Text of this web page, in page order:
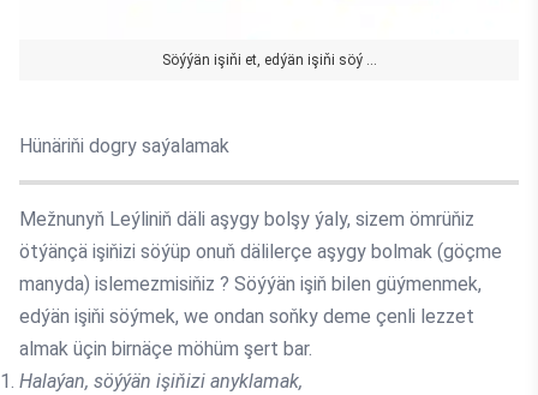
Söýýän işiňi et, edýän işiňi söý ...
Hünäriňi dogry saýalamak
Mežnunyň Leýliniň däli aşygy bolşy ýaly, sizem ömrüňiz
ötýänçä işiňizi söýüp onuň dälilerçe aşygy bolmak (göçme
manyda) islemezmisiňiz ? Söýýän işiň bilen güýmenmek,
edýän işiňi söýmek, we ondan soňky deme çenli lezzet
almak üçin birnäçe möhüm şert bar.
Halaýan, söýýän işiňizi anyklamak,